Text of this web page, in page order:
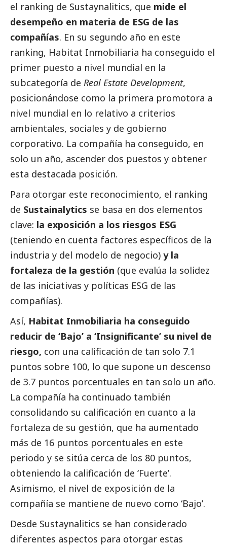
el ranking de Sustaynalitics, que mide el
desempeño en materia de ESG de las
compañías. En su segundo año en este
ranking, Habitat Inmobiliaria ha conseguido el
primer puesto a nivel mundial en la
subcategoría de Real Estate Development,
posicionándose como la primera promotora a
nivel mundial en lo relativo a criterios
ambientales, sociales y de gobierno
corporativo. La compañía ha conseguido, en
solo un año, ascender dos puestos y obtener
esta destacada posición.
Para otorgar este reconocimiento, el ranking
de Sustainalytics se basa en dos elementos
clave: la exposición a los riesgos ESG
(teniendo en cuenta factores específicos de la
industria y del modelo de negocio) y la
fortaleza de la gestión (que evalúa la solidez
de las iniciativas y políticas ESG de las
compañías).
Así, Habitat Inmobiliaria ha conseguido
reducir de ‘Bajo’ a ‘Insignificante’ su nivel de
riesgo, con una calificación de tan solo 7.1
puntos sobre 100, lo que supone un descenso
de 3.7 puntos porcentuales en tan solo un año.
La compañía ha continuado también
consolidando su calificación en cuanto a la
fortaleza de su gestión, que ha aumentado
más de 16 puntos porcentuales en este
periodo y se sitúa cerca de los 80 puntos,
obteniendo la calificación de ‘Fuerte’.
Asimismo, el nivel de exposición de la
compañía se mantiene de nuevo como ‘Bajo’.
Desde Sustaynalitics se han considerado
diferentes aspectos para otorgar estas